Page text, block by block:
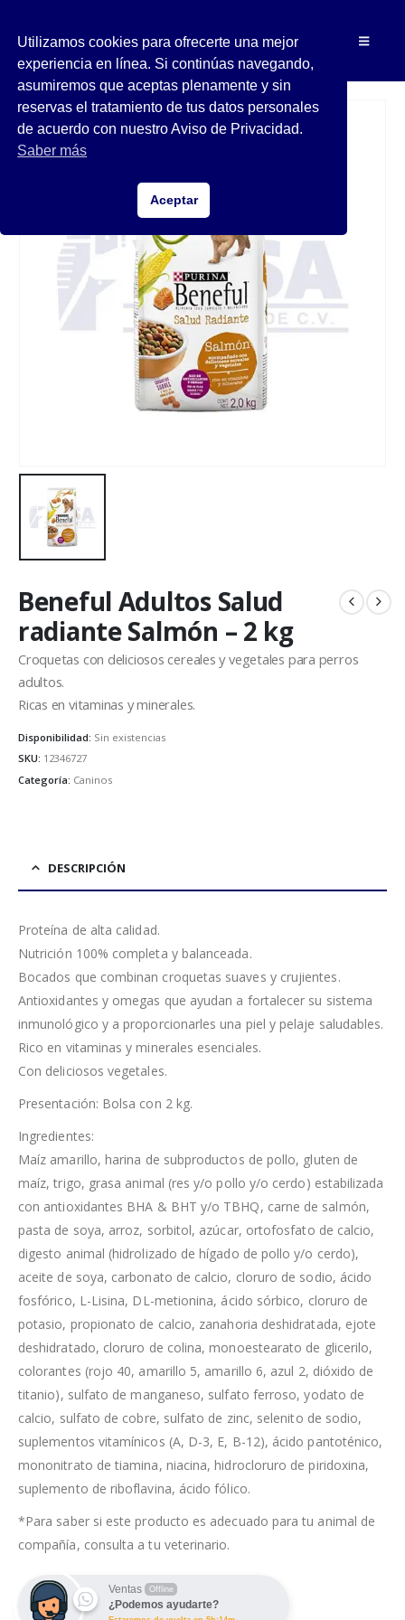
Beneful Adultos Salud
radiante Salmón – 2 kg
Croquetas con deliciosos cereales y vegetales para perros
adultos.
Ricas en vitaminas y minerales.
Disponibilidad: Sin existencias
SKU: 12346727
Categoría: Caninos
DESCRIPCIÓN
Proteína de alta calidad.
Nutrición 100% completa y balanceada.
Bocados que combinan croquetas suaves y crujientes.
Antioxidantes y omegas que ayudan a fortalecer su sistema
inmunológico y a proporcionarles una piel y pelaje saludables.
Rico en vitaminas y minerales esenciales.
Con deliciosos vegetales.
Presentación: Bolsa con 2 kg.
Ingredientes:
Maíz amarillo, harina de subproductos de pollo, gluten de
maíz, trigo, grasa animal (res y/o pollo y/o cerdo) estabilizada
con antioxidantes BHA & BHT y/o TBHQ, carne de salmón,
pasta de soya, arroz, sorbitol, azúcar, ortofosfato de calcio,
digesto animal (hidrolizado de hígado de pollo y/o cerdo),
aceite de soya, carbonato de calcio, cloruro de sodio, ácido
fosfórico, L-Lisina, DL-metionina, ácido sórbico, cloruro de
potasio, propionato de calcio, zanahoria deshidratada, ejote
deshidratado, cloruro de colina, monoestearato de glicerilo,
colorantes (rojo 40, amarillo 5, amarillo 6, azul 2, dióxido de
titanio), sulfato de manganeso, sulfato ferroso, yodato de
calcio, sulfato de cobre, sulfato de zinc, selenito de sodio,
suplementos vitamínicos (A, D-3, E, B-12), ácido pantoténico,
mononitrato de tiamina, niacina, hidrocloruro de piridoxina,
suplemento de riboflavina, ácido fólico.
*Para saber si este producto es adecuado para tu animal de
compañía, consulta a tu veterinario.
Ventas Offline
¿Podemos ayudarte?
Utilizamos cookies para ofrecerte una mejor
experiencia en línea. Si continúas navegando,
asumiremos que aceptas plenamente y sin
reservas el tratamiento de tus datos personales
de acuerdo con nuestro Aviso de Privacidad.
Saber más
Aceptar